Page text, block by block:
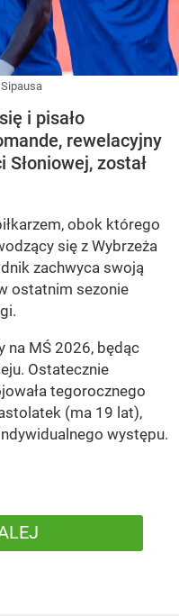
Sipausa
i pisało
rewelacyjny
został
obok którego
się z Wybrzeża
zachwyca swoją
ostatnim sezonie
na MŚ 2026, będąc
Ostatecznie
tegorocznego
(ma 19 lat),
występu.